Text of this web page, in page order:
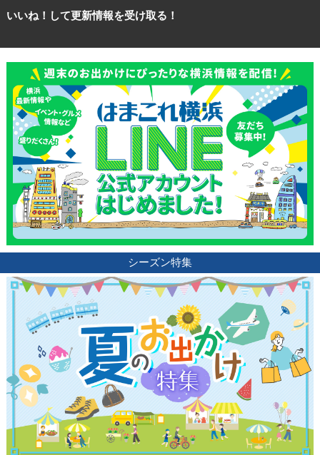
いいね！して更新情報を受け取る！
シーズン特集
ランキング
ブログ記事
サイトについて